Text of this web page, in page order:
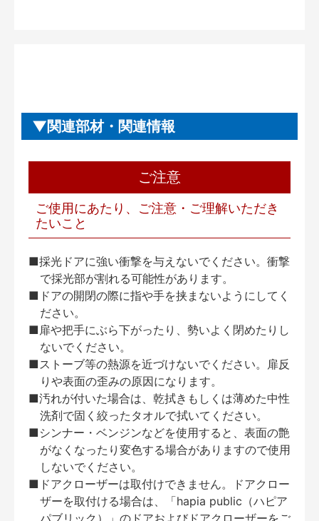
関連部材・関連情報
ご注意
ご使用にあたり、ご注意・ご理解いただき
たいこと
■採光ドアに強い衝撃を与えないでください。衝撃
で採光部が割れる可能性があります。
■ドアの開閉の際に指や手を挟まないようにしてく
ださい。
■扉や把手にぶら下がったり、勢いよく閉めたりし
ないでください。
■ストーブ等の熱源を近づけないでください。扉反
りや表面の歪みの原因になります。
■汚れが付いた場合は、乾拭きもしくは薄めた中性
洗剤で固く絞ったタオルで拭いてください。
■シンナー・ベンジンなどを使用すると、表面の艶
がなくなったり変色する場合がありますので使用
しないでください。
■ドアクローザーは取付けできません。ドアクロー
ザーを取付ける場合は、「hapia public（ハピア